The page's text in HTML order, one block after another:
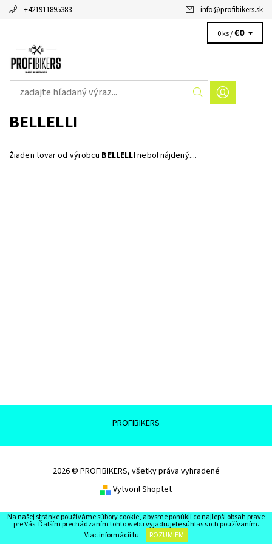
+421911895383 info@profibikers.sk
0 ks /€0
BELLELLI
Žiaden tovar od výrobcu BELLELLInebol nájdený....
PROFIBIKERS
2026 © PROFIBIKERS, všetky práva vyhradené
Vytvoril Shoptet
Na našej stránke používáme súbory cookie, abysme ponúkli co najlepši obsah prave
pre Vás. Ďalším prechádzaním tohto webu vyjadrujete súhlas s ich používaním.
Viac informáciítu. ROZUMIEM